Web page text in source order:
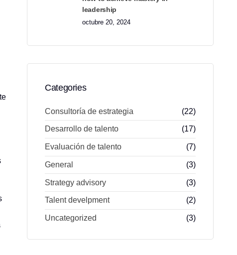
leadership
octubre 20, 2024
Categories
Consultoría de estrategia (22)
Desarrollo de talento (17)
Evaluación de talento (7)
General (3)
Strategy advisory (3)
Talent develpment (2)
Uncategorized (3)